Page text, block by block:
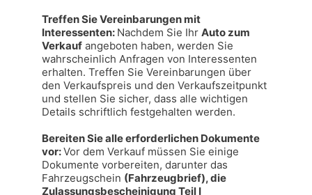
Treffen Sie Vereinbarungen mit
Interessenten: Nachdem Sie Ihr Auto zum
Verkauf angeboten haben, werden Sie
wahrscheinlich Anfragen von Interessenten
erhalten. Treffen Sie Vereinbarungen über
den Verkaufspreis und den Verkaufszeitpunkt
und stellen Sie sicher, dass alle wichtigen
Details schriftlich festgehalten werden.
Bereiten Sie alle erforderlichen Dokumente
vor: Vor dem Verkauf müssen Sie einige
Dokumente vorbereiten, darunter das
Fahrzeugschein (Fahrzeugbrief), die
Zulassungsbescheinigung Teil I